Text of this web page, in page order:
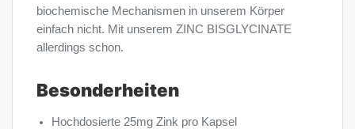
biochemische Mechanismen in unserem Körper
einfach nicht. Mit unserem ZINC BISGLYCINATE
allerdings schon.
Besonderheiten
Hochdosierte 25mg Zink pro Kapsel